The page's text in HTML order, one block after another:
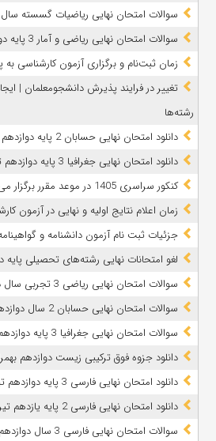
سوالات امتحان نهایی ریاضیات گسسته سال دوازدهم
سوالات امتحان نهایی ریاضی و آمار 3 پایه دوازدهم (1397 تا 1405)
زمان ثبت‌نام و برگزاری آزمون کارشناسی به
تغییر در فرایند پذیرش دانشجومعلمان |
رشته‌ها
دانلود امتحان نهایی حسابان 2 پایه دوازدهم تیر 1405 + پاسخ
دانلود امتحان نهایی جغرافیا 3 پایه دوازدهم تیر 1405 + پاسخ
کنکور سراسری 1405 در موعد مقرر برگزار می‌شود
زمان اعلام نتایج اولیه و نهایی در آزمون
جزئیات ثبت نام آزمون دانشنامه و
لغو امتحانات نهایی رشته‌های تحصیلی پایه
سوالات امتحان نهایی ریاضی 3 تجربی سال دوازدهم (1397 تا 1405)
سوالات امتحان نهایی حسابان 2 سال دوازدهم (1397 تا 1405)
سوالات امتحان نهایی جغرافیا 3 پایه دوازدهم (1397 تا 1405)
دانلود جزوه فوق ترکیبی زیست دوازدهم
دانلود امتحان نهایی فارسی 3 پایه دوازدهم تیر 1405 + پاسخ
دانلود امتحان نهایی فارسی 2 پایه یازدهم تیر 1405 + پاسخ
سوالات امتحان نهایی فارسی 3 سال دوازدهم (1397 تا 1405)